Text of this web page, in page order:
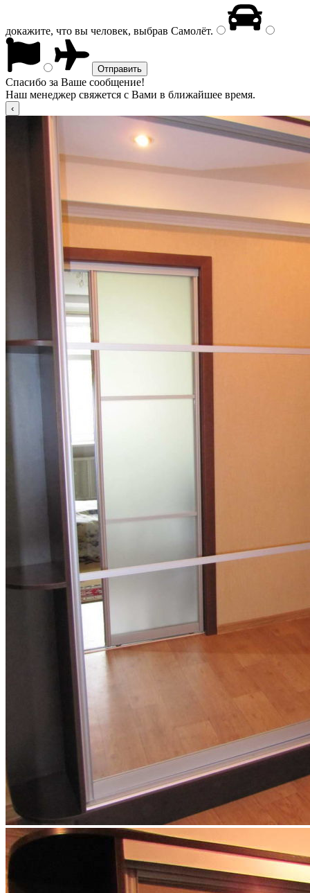
докажите, что вы человек, выбрав Самолёт.
Спасибо за Ваше сообщение!
Наш менеджер свяжется с Вами в ближайшее время.